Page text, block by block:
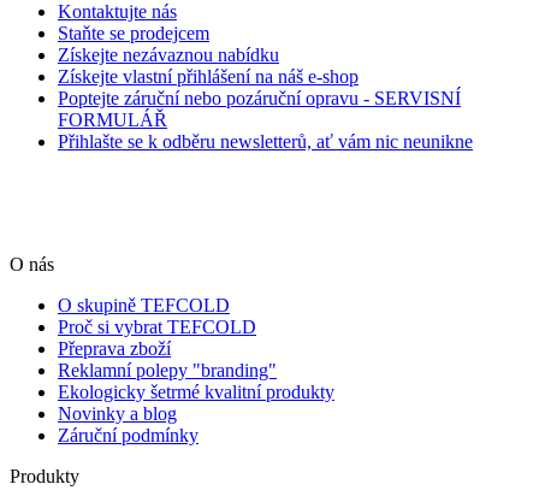
Kontaktujte nás
Staňte se prodejcem
Získejte nezávaznou nabídku
Získejte vlastní přihlášení na náš e-shop
Poptejte záruční nebo pozáruční opravu - SERVISNÍ
FORMULÁŘ
Přihlašte se k odběru newsletterů, ať vám nic neunikne
O nás
O skupině TEFCOLD
Proč si vybrat TEFCOLD
Přeprava zboží
Reklamní polepy "branding"
Ekologicky šetrmé kvalitní produkty
Novinky a blog
Záruční podmínky
Produkty